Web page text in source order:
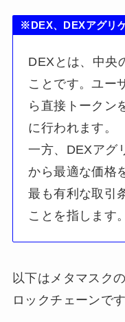
※DEX、DEXアグリ
DEXとは、中央
ことです。ユー
ら直接トークン
に行われます。
一方、DEXアグ
から最適な価格
最も有利な取引
ことを指します。
以下はメタマスク
ロックチェーンです